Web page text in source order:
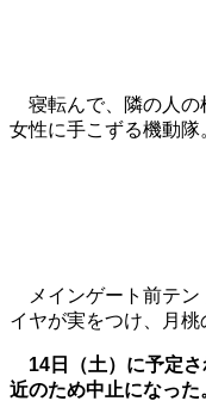
寝転んで、隣の人
女性に手こずる機動隊
メインゲート前テン
イヤが実をつけ、月桃
14日（土）に予定
近のため中止になった